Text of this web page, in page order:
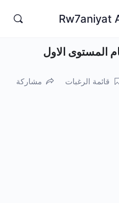
Rw7aniyat
المستوى الاول
قائمة الرغبات مشاركة